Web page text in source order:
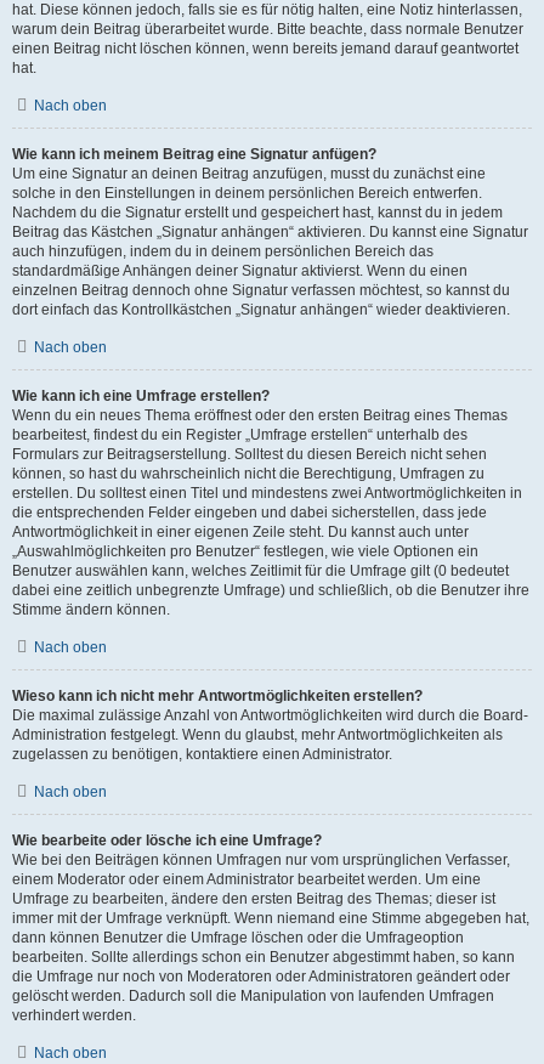
hat. Diese können jedoch, falls sie es für nötig halten, eine Notiz hinterlassen,
warum dein Beitrag überarbeitet wurde. Bitte beachte, dass normale Benutzer
einen Beitrag nicht löschen können, wenn bereits jemand darauf geantwortet
hat.
Nach oben
Wie kann ich meinem Beitrag eine Signatur anfügen?
Um eine Signatur an deinen Beitrag anzufügen, musst du zunächst eine
solche in den Einstellungen in deinem persönlichen Bereich entwerfen.
Nachdem du die Signatur erstellt und gespeichert hast, kannst du in jedem
Beitrag das Kästchen „Signatur anhängen“ aktivieren. Du kannst eine Signatur
auch hinzufügen, indem du in deinem persönlichen Bereich das
standardmäßige Anhängen deiner Signatur aktivierst. Wenn du einen
einzelnen Beitrag dennoch ohne Signatur verfassen möchtest, so kannst du
dort einfach das Kontrollkästchen „Signatur anhängen“ wieder deaktivieren.
Nach oben
Wie kann ich eine Umfrage erstellen?
Wenn du ein neues Thema eröffnest oder den ersten Beitrag eines Themas
bearbeitest, findest du ein Register „Umfrage erstellen“ unterhalb des
Formulars zur Beitragserstellung. Solltest du diesen Bereich nicht sehen
können, so hast du wahrscheinlich nicht die Berechtigung, Umfragen zu
erstellen. Du solltest einen Titel und mindestens zwei Antwortmöglichkeiten in
die entsprechenden Felder eingeben und dabei sicherstellen, dass jede
Antwortmöglichkeit in einer eigenen Zeile steht. Du kannst auch unter
„Auswahlmöglichkeiten pro Benutzer“ festlegen, wie viele Optionen ein
Benutzer auswählen kann, welches Zeitlimit für die Umfrage gilt (0 bedeutet
dabei eine zeitlich unbegrenzte Umfrage) und schließlich, ob die Benutzer ihre
Stimme ändern können.
Nach oben
Wieso kann ich nicht mehr Antwortmöglichkeiten erstellen?
Die maximal zulässige Anzahl von Antwortmöglichkeiten wird durch die Board-
Administration festgelegt. Wenn du glaubst, mehr Antwortmöglichkeiten als
zugelassen zu benötigen, kontaktiere einen Administrator.
Nach oben
Wie bearbeite oder lösche ich eine Umfrage?
Wie bei den Beiträgen können Umfragen nur vom ursprünglichen Verfasser,
einem Moderator oder einem Administrator bearbeitet werden. Um eine
Umfrage zu bearbeiten, ändere den ersten Beitrag des Themas; dieser ist
immer mit der Umfrage verknüpft. Wenn niemand eine Stimme abgegeben hat,
dann können Benutzer die Umfrage löschen oder die Umfrageoption
bearbeiten. Sollte allerdings schon ein Benutzer abgestimmt haben, so kann
die Umfrage nur noch von Moderatoren oder Administratoren geändert oder
gelöscht werden. Dadurch soll die Manipulation von laufenden Umfragen
verhindert werden.
Nach oben